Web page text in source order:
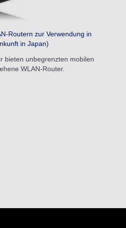
Routern zur Verwendung in
in Japan)
bieten unbegrenzten mobilen
WLAN-Router.